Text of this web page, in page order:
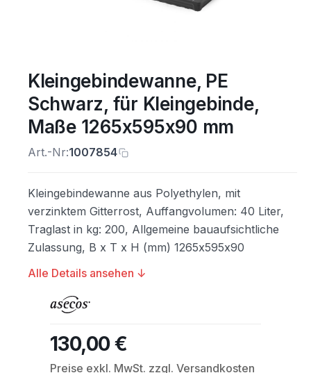
Kleingebindewanne, PE
Schwarz, für Kleingebinde,
Maße 1265x595x90 mm
Art.-Nr:1007854
Kleingebindewanne aus Polyethylen, mit
verzinktem Gitterrost, Auffangvolumen: 40 Liter,
Traglast in kg: 200, Allgemeine bauaufsichtliche
Zulassung, B x T x H (mm) 1265x595x90
Alle Details ansehen ↓
Regulärer Preis:
130,00 €
Preise exkl. MwSt. zzgl. Versandkosten